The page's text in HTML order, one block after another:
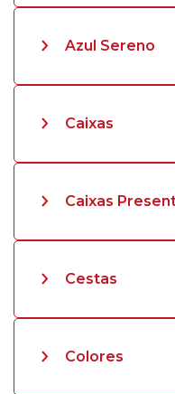
Azul Sereno
Caixas
Caixas
Cestas
Colores